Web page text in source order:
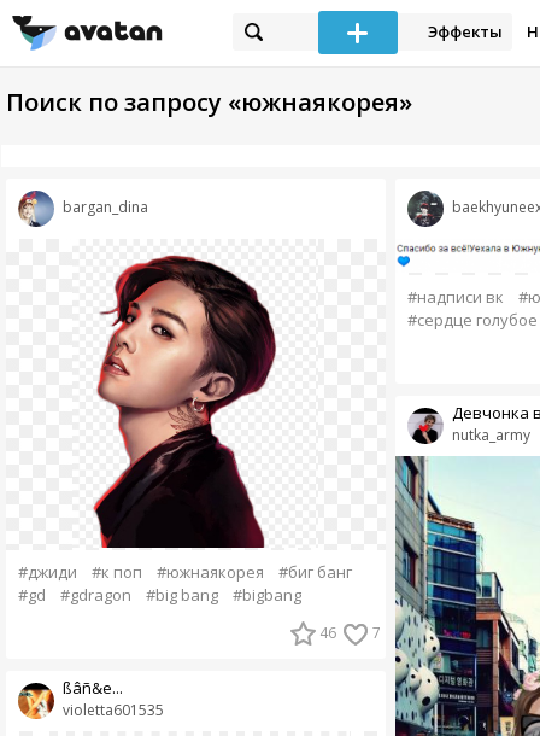
Эффекты
Поиск по запросу «южнаякорея»
bargan_dina
#джиди #к поп #южнаякорея
#биг банг
#gd
#gdragon #big bang #bigbang
46 7
violetta601535
ßâñ&e...
#надписи вк
#сердце голубое
nutka_army
Девчонка